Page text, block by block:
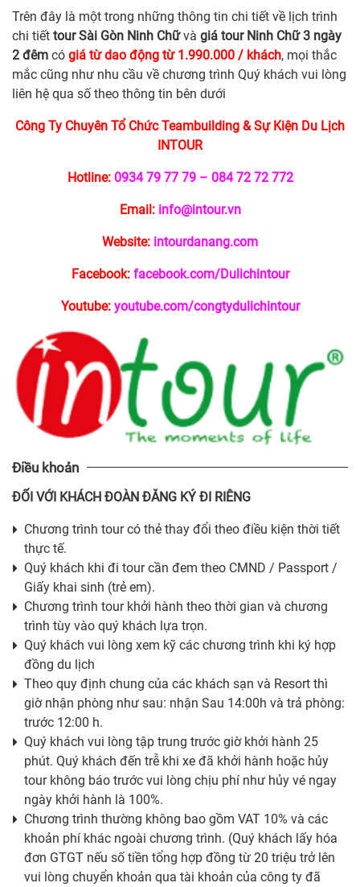
Trên đây là một trong những thông tin chi tiết về lịch trình
chi tiết tour Sài Gòn Ninh Chữvà giá tour Ninh Chữ 3 ngày
2 đêm có giá từ dao động từ 1.990.000 / khách, mọi thắc
mắc cũng như nhu cầu về chương trình Quý khách vui lòng
liên hệ qua số theo thông tin bên dưới
Công Ty Chuyên Tổ Chức Teambuilding & Sự Kiện Du Lịch
INTOUR
Hotline: 0934 79 77 79 – 084 72 72 772
Email: info@intour.vn
Website: intourdanang.com
Facebook: facebook.com/Dulichintour
Youtube: youtube.com/congtydulichintour
Điều khoản
ĐỐI VỚI KHÁCH ĐOÀN ĐĂNG KÝ ĐI RIÊNG
Chương trình tour có thẻ thay đổi theo điều kiện thời tiết
thực tế.
Quý khách khi đi tour cần đem theo CMND / Passport /
Giấy khai sinh (trẻ em).
Chương trình tour khởi hành theo thời gian và chương
trình tùy vào quý khách lựa trọn.
Quý khách vui lòng xem kỹ các chương trình khi ký hợp
đồng du lịch
Theo quy định chung của các khách sạn và Resort thì
giờ nhận phòng như sau: nhận Sau 14:00h và trả phòng:
trước 12:00 h.
Quý khách vui lòng tập trung trước giờ khởi hành 25
phút. Quý khách đến trễ khi xe đã khởi hành hoặc hủy
tour không báo trước vui lòng chịu phí như hủy vé ngay
ngày khởi hành là 100%.
Chương trình thường không bao gồm VAT 10% và các
khoản phí khác ngoài chương trình. (Quý khách lấy hóa
đơn GTGT nếu số tiền tổng hợp đồng từ 20 triệu trở lên
vui lòng chuyển khoản qua tài khoản của công ty đã